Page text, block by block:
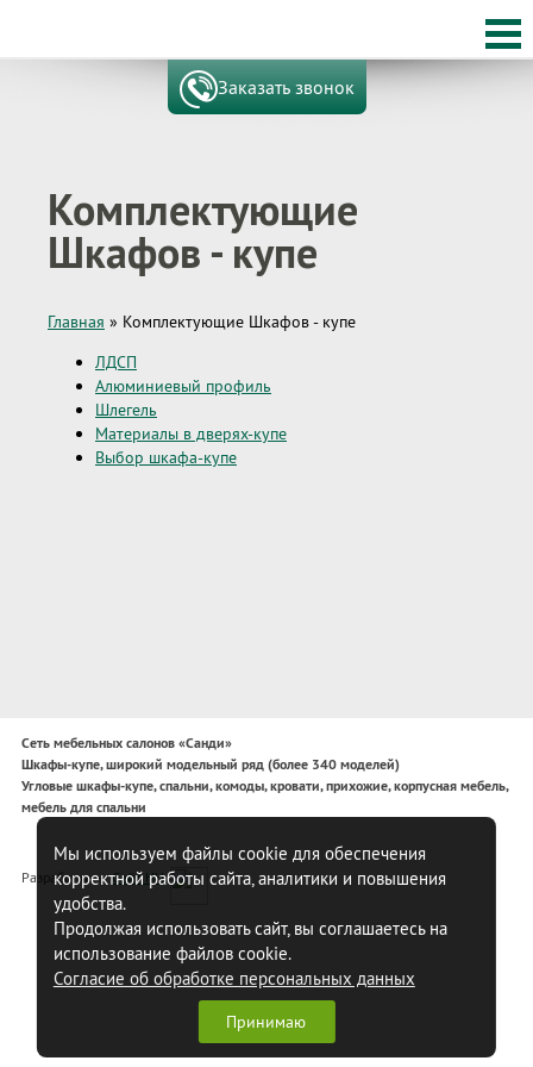
Заказать звонок
Комплектующие
Шкафов - купе
Главная » Комплектующие Шкафов - купе
ЛДСП
Алюминиевый профиль
Шлегель
Материалы в дверях-купе
Выбор шкафа-купе
Сеть мебельных салонов «Санди»
Шкафы-купе, широкий модельный ряд (более 340 моделей)
Угловые шкафы-купе, спальни, комоды, кровати, прихожие, корпусная мебель,
мебель для спальни
Разработка — Сайт НН
Мы используем файлы cookie для обеспечения
корректной работы сайта, аналитики и повышения
удобства.
Продолжая использовать сайт, вы соглашаетесь на
использование файлов cookie.
Согласие об обработке персональных данных
Принимаю